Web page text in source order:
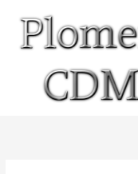
contenido